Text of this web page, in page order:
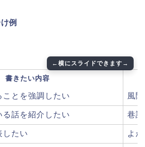
例
書きたい内容
とを強調したい 風
話を紹介したい 巷
したい よ